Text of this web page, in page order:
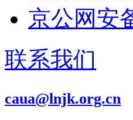
京公网安
联系我们
caua@lnjk.org.cn